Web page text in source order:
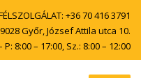
+36 70 416 3791
Győr, József Attila utca 10.
8:00 – 17:00, Sz.: 8:00 – 12:00